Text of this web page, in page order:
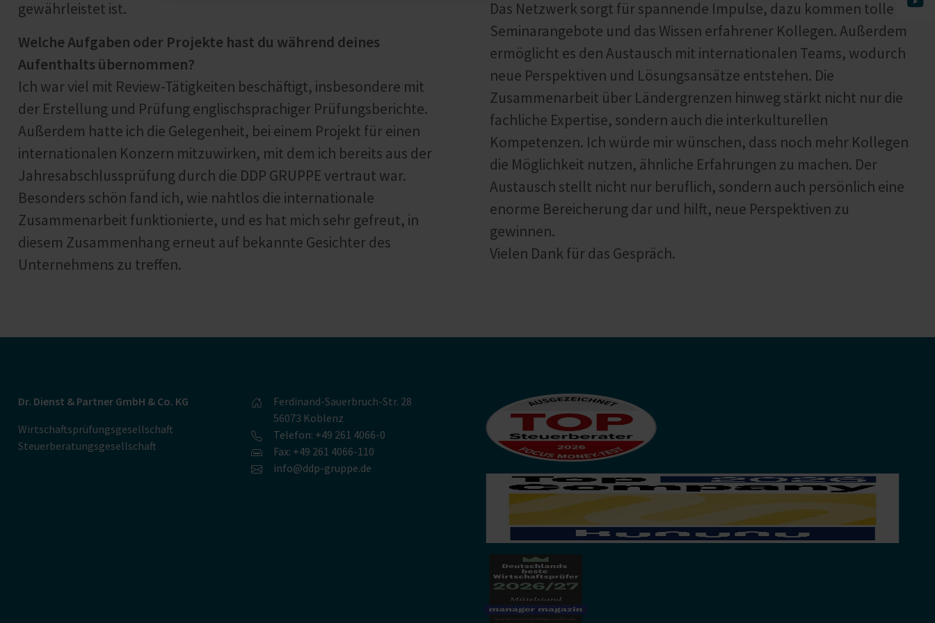
gewährleistet ist.
Welche Aufgaben oder Projekte hast du während deines
Aufenthalts übernommen?
Ich war viel mit Review-Tätigkeiten beschäftigt, insbesondere mit
der Erstellung und Prüfung englischsprachiger Prüfungsberichte.
Außerdem hatte ich die Gelegenheit, bei einem Projekt für einen
internationalen Konzern mitzuwirken, mit dem ich bereits aus der
Jahresabschlussprüfung durch die DDP GRUPPE vertraut war.
Besonders schön fand ich, wie nahtlos die internationale
Zusammenarbeit funktionierte, und es hat mich sehr gefreut, in
diesem Zusammenhang erneut auf bekannte Gesichter des
Unternehmens zu treffen.
Das Netzwerk sorgt für spannende Impulse, dazu kommen tolle
Seminarangebote und das Wissen erfahrener Kollegen. Außerdem
ermöglicht es den Austausch mit internationalen Teams, wodurch
neue Perspektiven und Lösungsansätze entstehen. Die
Zusammenarbeit über Ländergrenzen hinweg stärkt nicht nur die
fachliche Expertise, sondern auch die interkulturellen
Kompetenzen. Ich würde mir wünschen, dass noch mehr Kollegen
die Möglichkeit nutzen, ähnliche Erfahrungen zu machen. Der
Austausch stellt nicht nur beruflich, sondern auch persönlich eine
enorme Bereicherung dar und hilft, neue Perspektiven zu
gewinnen.
Vielen Dank für das Gespräch.
Dr. Dienst & Partner GmbH & Co. KG
Wirtschaftsprüfungsgesellschaft
Steuerberatungsgesellschaft
Ferdinand-Sauerbruch-Str. 28
56073 Koblenz
Telefon: +49 261 4066-0
Fax: +49 261 4066-110
info@ddp-gruppe.de